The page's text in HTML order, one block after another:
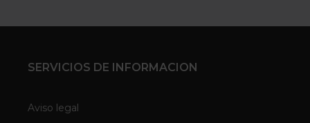
SERVICIOS DE INFORMACION
Aviso legal